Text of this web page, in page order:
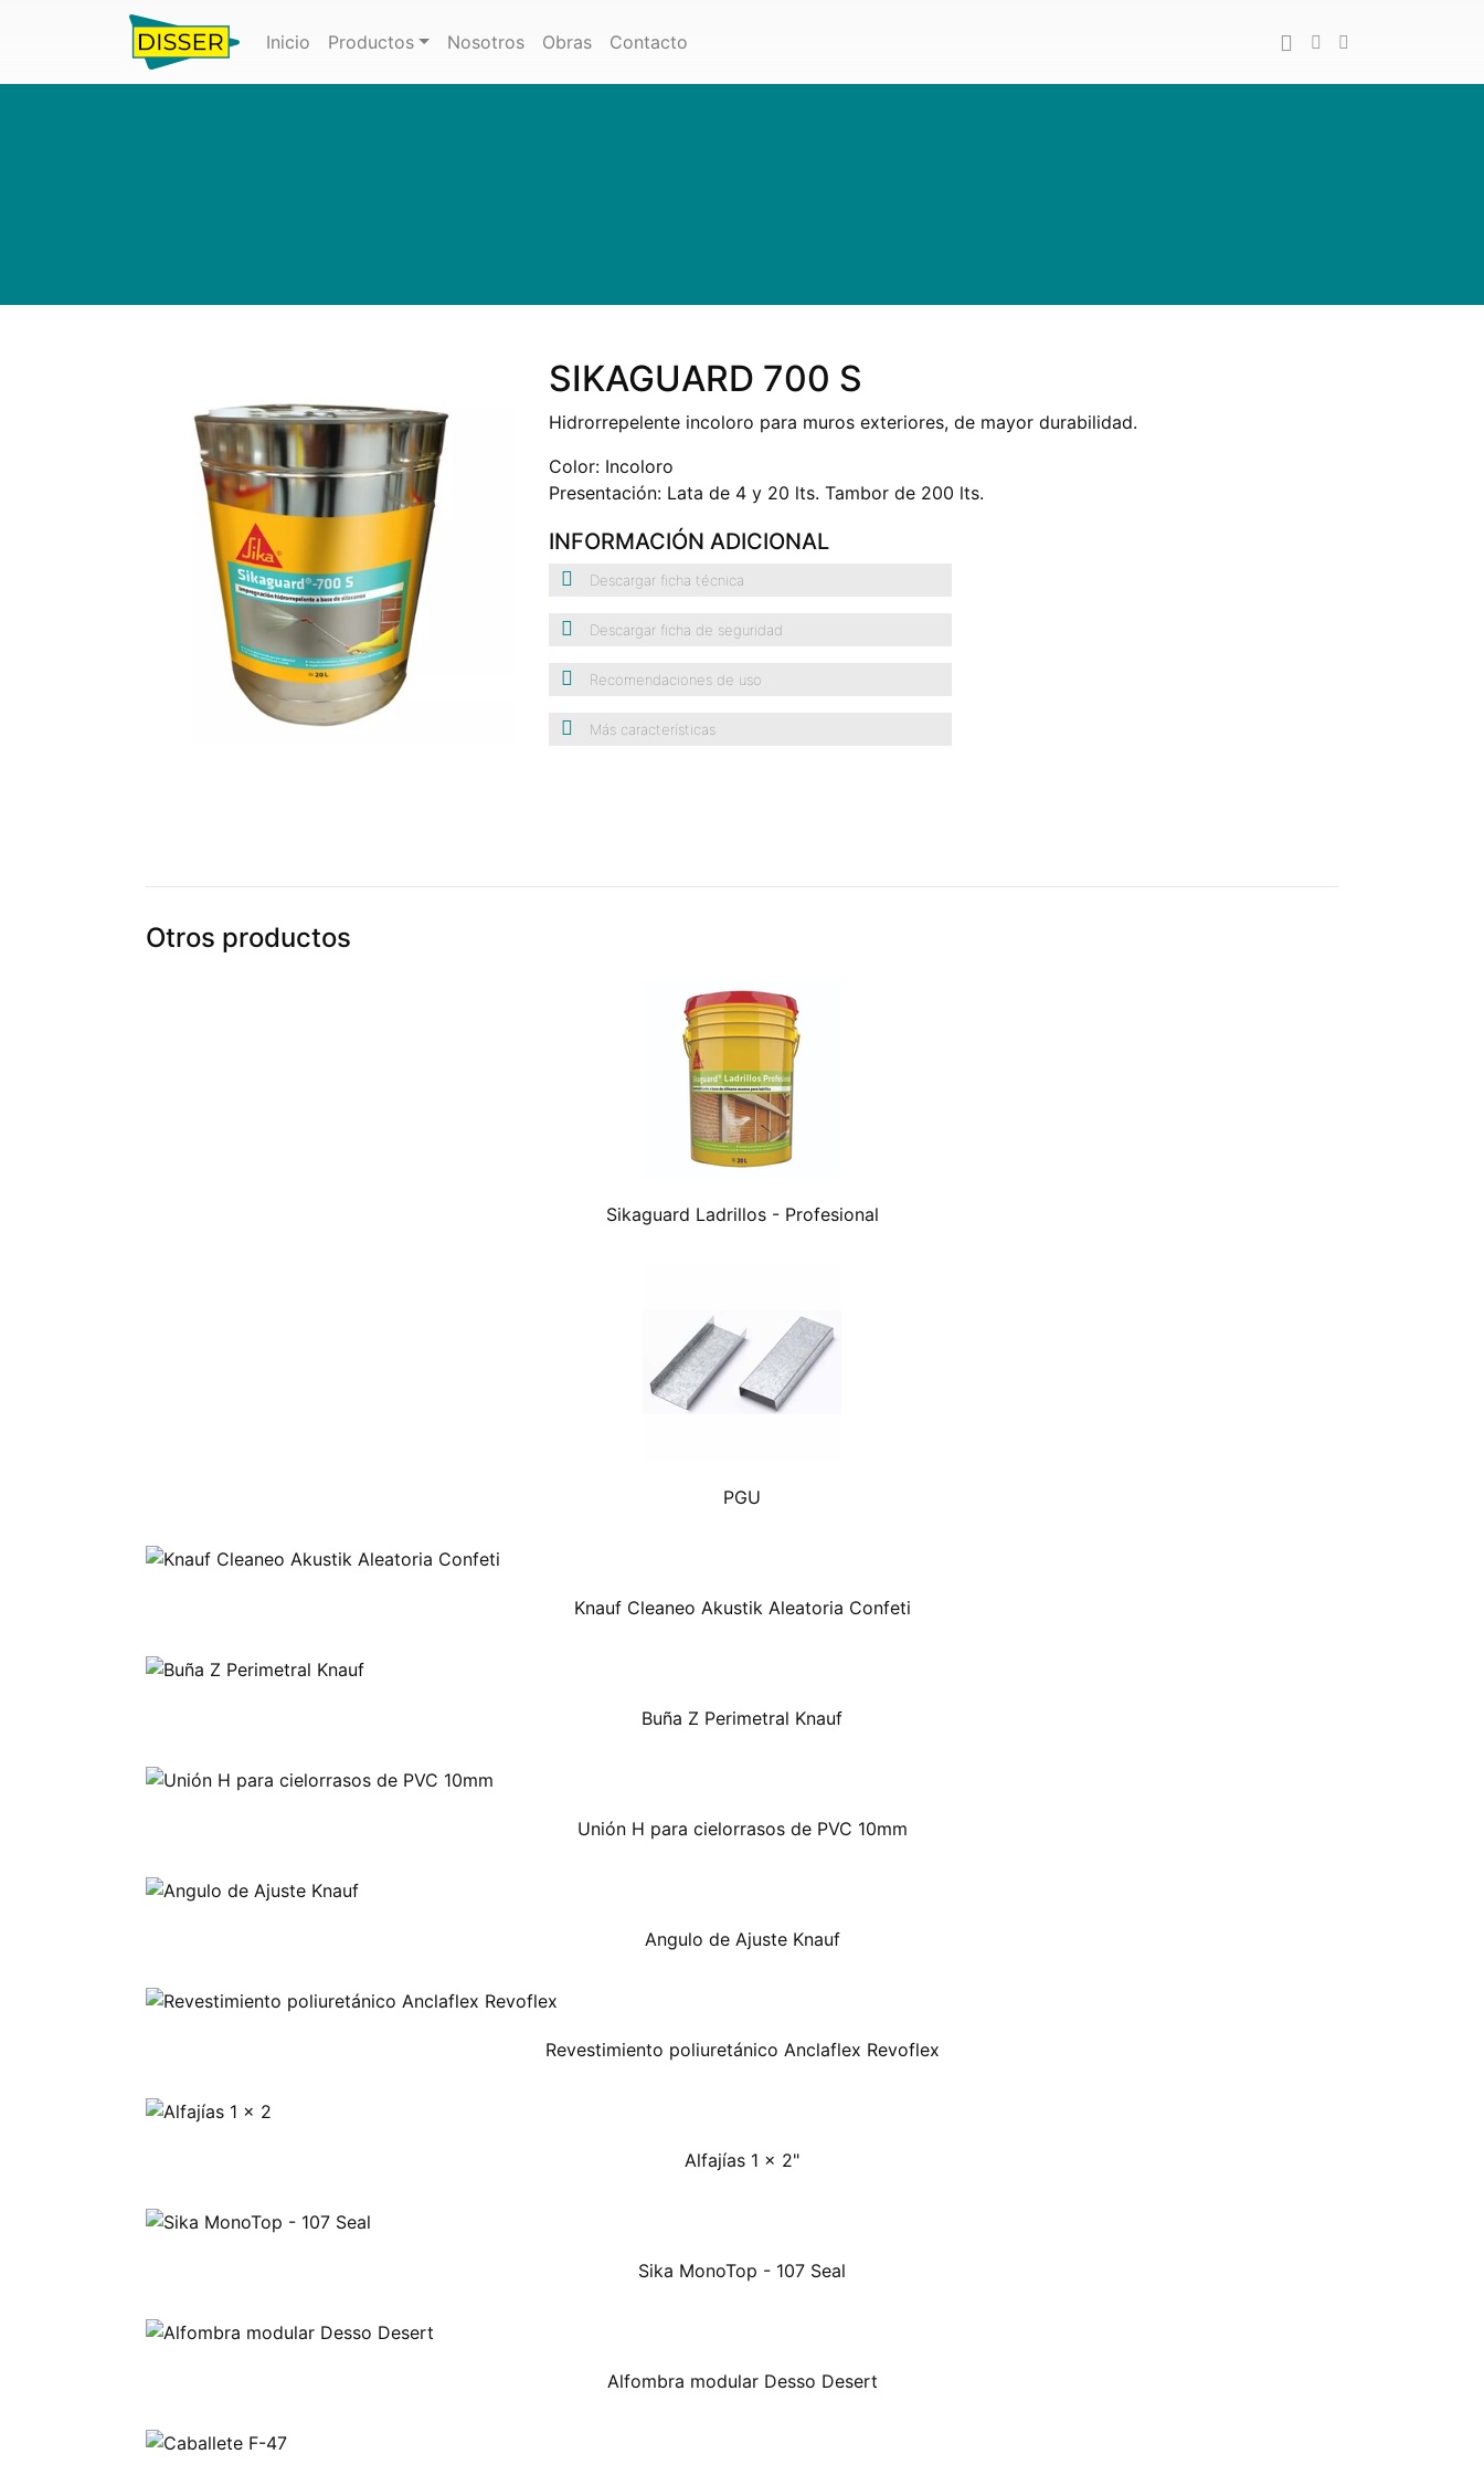
Inicio (actual)
Productos Nosotros Obras Contacto
SIKAGUARD 700 S
Hidrorrepelente incoloro para muros exteriores, de mayor durabilidad.
Color: Incoloro
Presentación: Lata de 4 y 20 lts. Tambor de 200 lts.
INFORMACIÓN ADICIONAL
Descargar ficha técnica
Descargar ficha de seguridad
Recomendaciones de uso
Más características
Otros productos
Sikaguard Ladrillos - Profesional
PGU
Knauf Cleaneo Akustik Aleatoria Confeti
Buña Z Perimetral Knauf
Unión H para cielorrasos de PVC 10mm
Angulo de Ajuste Knauf
Revestimiento poliuretánico Anclaflex Revoflex
Alfajías 1 x 2"
Sika MonoTop - 107 Seal
Alfombra modular Desso Desert